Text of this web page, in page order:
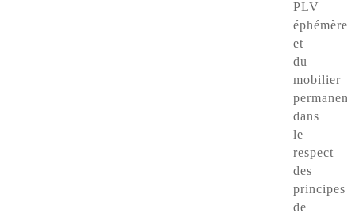
PLV
éphémères
et
du
mobilier
permanent
dans
le
respect
des
principes
de